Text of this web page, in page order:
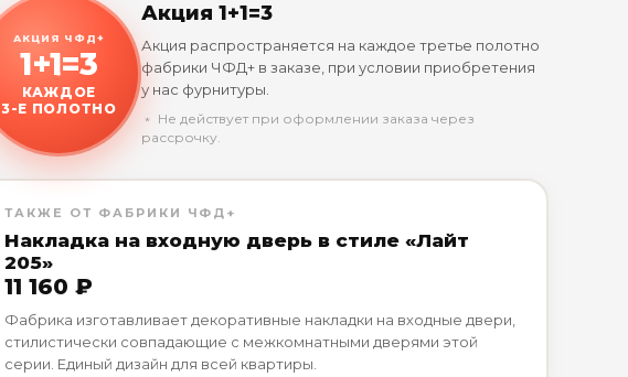
АКЦИЯ ЧФД+
1+1=3
КАЖДОЕ
3-Е ПОЛОТНО
Акция 1+1=3
Акция распространяется на каждое третье полотно
фабрики ЧФД+ в заказе, при условии приобретения
у нас фурнитуры.
﹡ Не действует при оформлении заказа через
рассрочку.
ТАКЖЕ ОТ ФАБРИКИ ЧФД+
Накладка на входную дверь в стиле «Лайт
205»
11 160 ₽
Фабрика изготавливает декоративные накладки на входные двери,
стилистически совпадающие с межкомнатными дверями этой
серии. Единый дизайн для всей квартиры.